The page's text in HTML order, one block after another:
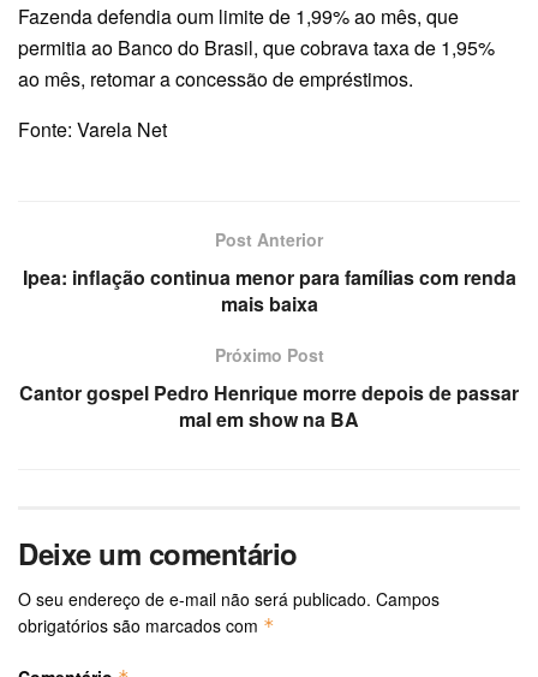
Fazenda defendia oum limite de 1,99% ao mês, que
permitia ao Banco do Brasil, que cobrava taxa de 1,95%
ao mês, retomar a concessão de empréstimos.
Fonte: Varela Net
Post Anterior
Ipea: inflação continua menor para famílias com renda
mais baixa
Próximo Post
Cantor gospel Pedro Henrique morre depois de passar
mal em show na BA
Deixe um comentário
O seu endereço de e-mail não será publicado. Campos
obrigatórios são marcados com *